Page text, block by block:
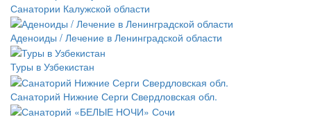
Санатории Калужской области
Аденоиды / Лечение в Ленинградской области
Туры в Узбекистан
Санаторий Нижние Серги Свердловская обл.